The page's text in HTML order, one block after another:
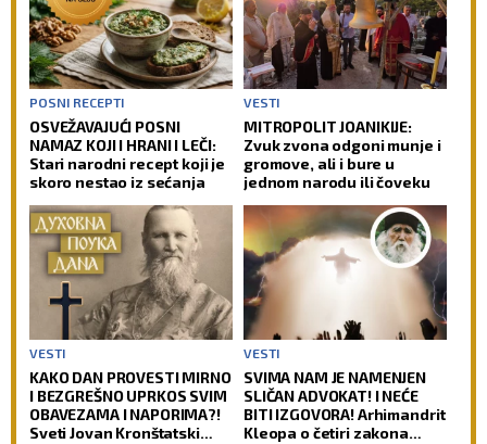
POSNI RECEPTI
OSVEŽAVAJUĆI POSNI
NAMAZ KOJI I HRANI I LEČI:
Stari narodni recept koji je
skoro nestao iz sećanja
VESTI
MITROPOLIT JOANIKIJE:
Zvuk zvona odgoni munje i
gromove, ali i bure u
jednom narodu ili čoveku
VESTI
KAKO DAN PROVESTI MIRNO
I BEZGREŠNO UPRKOS SVIM
OBAVEZAMA I NAPORIMA?!
Sveti Jovan Kronštatski
VESTI
SVIMA NAM JE NAMENJEN
SLIČAN ADVOKAT! I NEĆE
BITI IZGOVORA! Arhimandrit
Kleopa o četiri zakona